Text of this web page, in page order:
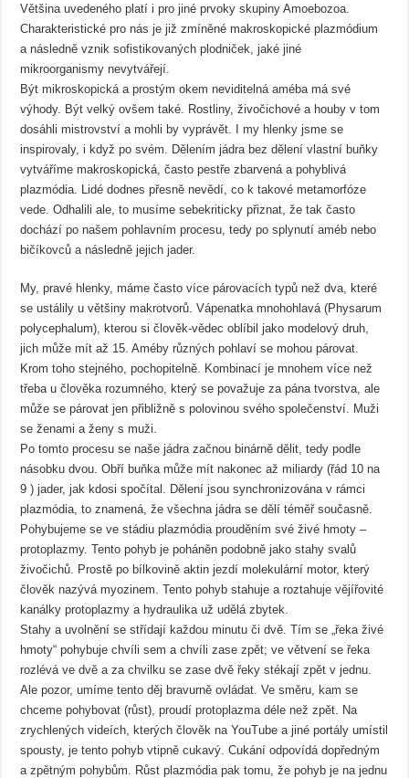
Většina uvedeného platí i pro jiné prvoky skupiny Amoebozoa.
Charakteristické pro nás je již zmíněné makroskopické plazmódium
a následně vznik sofistikovaných plodniček, jaké jiné
mikroorganismy nevytvářejí.
Být mikroskopická a prostým okem neviditelná améba má své
výhody. Být velký ovšem také. Rostliny, živočichové a houby v tom
dosáhli mistrovství a mohli by vyprávět. I my hlenky jsme se
inspirovaly, i když po svém. Dělením jádra bez dělení vlastní buňky
vytváříme makroskopická, často pestře zbarvená a pohyblivá
plazmódia. Lidé dodnes přesně nevědí, co k takové metamorfóze
vede. Odhalili ale, to musíme sebekriticky přiznat, že tak často
dochází po našem pohlavním procesu, tedy po splynutí améb nebo
bičíkovců a následně jejich jader.
My, pravé hlenky, máme často více párovacích typů než dva, které
se ustálily u většiny makrotvorů. Vápenatka mnohohlavá (Physarum
polycephalum), kterou si člověk-vědec oblíbil jako modelový druh,
jich může mít až 15. Améby různých pohlaví se mohou párovat.
Krom toho stejného, pochopitelně. Kombinací je mnohem více než
třeba u člověka rozumného, který se považuje za pána tvorstva, ale
může se párovat jen přibližně s polovinou svého společenství. Muži
se ženami a ženy s muži.
Po tomto procesu se naše jádra začnou binárně dělit, tedy podle
násobku dvou. Obří buňka může mít nakonec až miliardy (řád 10 na
9 ) jader, jak kdosi spočítal. Dělení jsou synchronizována v rámci
plazmódia, to znamená, že všechna jádra se dělí téměř současně.
Pohybujeme se ve stádiu plazmódia prouděním své živé hmoty –
protoplazmy. Tento pohyb je poháněn podobně jako stahy svalů
živočichů. Prostě po bílkovině aktin jezdí molekulární motor, který
člověk nazývá myozinem. Tento pohyb stahuje a roztahuje vějířovité
kanálky protoplazmy a hydraulika už udělá zbytek.
Stahy a uvolnění se střídají každou minutu či dvě. Tím se „řeka živé
hmoty“ pohybuje chvíli sem a chvíli zase zpět; ve větvení se řeka
rozlévá ve dvě a za chvilku se zase dvě řeky stékají zpět v jednu.
Ale pozor, umíme tento děj bravurně ovládat. Ve směru, kam se
chceme pohybovat (růst), proudí protoplazma déle než zpět. Na
zrychlených videích, kterých člověk na YouTube a jiné portály umístil
spousty, je tento pohyb vtipně cukavý. Cukání odpovídá dopředným
a zpětným pohybům. Růst plazmódia pak tomu, že pohyb je na jednu